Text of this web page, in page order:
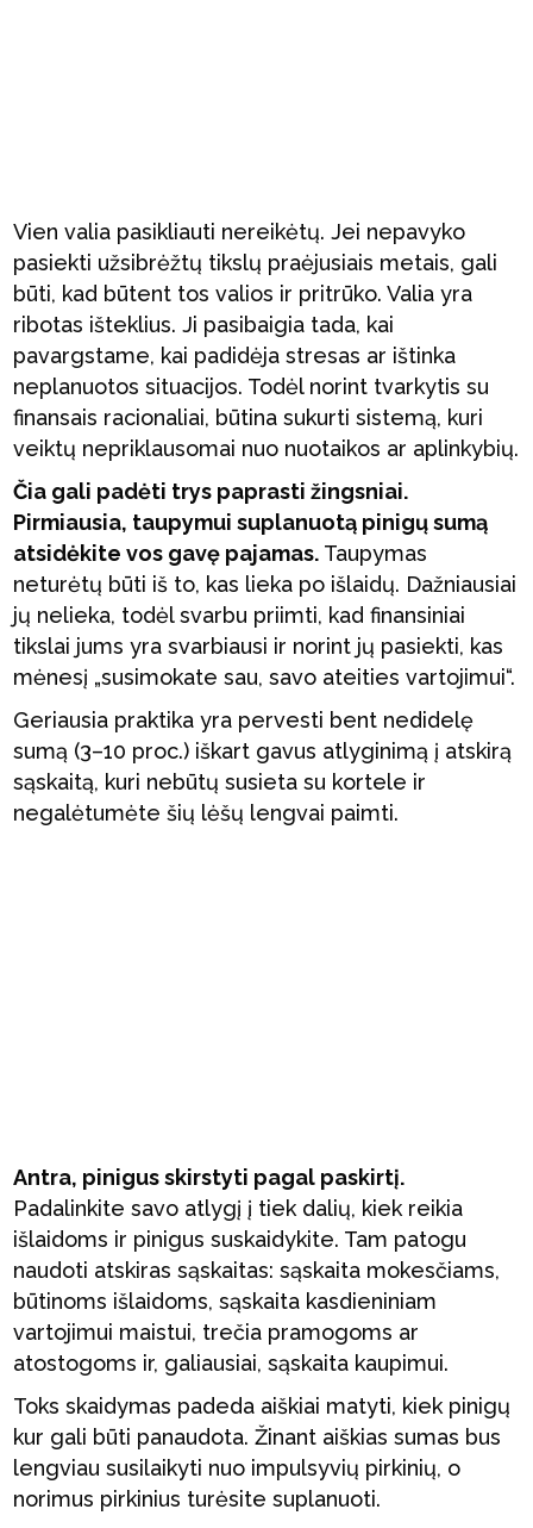
Vien valia pasikliauti nereikėtų. Jei nepavyko
pasiekti užsibrėžtų tikslų praėjusiais metais, gali
būti, kad būtent tos valios ir pritrūko. Valia yra
ribotas išteklius. Ji pasibaigia tada, kai
pavargstame, kai padidėja stresas ar ištinka
neplanuotos situacijos. Todėl norint tvarkytis su
finansais racionaliai, būtina sukurti sistemą, kuri
veiktų nepriklausomai nuo nuotaikos ar aplinkybių.
Čia gali padėti trys paprasti žingsniai.
Pirmiausia, taupymui suplanuotą pinigų sumą
atsidėkite vos gavę pajamas. Taupymas
neturėtų būti iš to, kas lieka po išlaidų. Dažniausiai
jų nelieka, todėl svarbu priimti, kad finansiniai
tikslai jums yra svarbiausi ir norint jų pasiekti, kas
mėnesį „susimokate sau, savo ateities vartojimui“.
Geriausia praktika yra pervesti bent nedidelę
sumą (3–10 proc.) iškart gavus atlyginimą į atskirą
sąskaitą, kuri nebūtų susieta su kortele ir
negalėtumėte šių lėšų lengvai paimti.
Antra, pinigus skirstyti pagal paskirtį.
Padalinkite savo atlygį į tiek dalių, kiek reikia
išlaidoms ir pinigus suskaidykite. Tam patogu
naudoti atskiras sąskaitas: sąskaita mokesčiams,
būtinoms išlaidoms, sąskaita kasdieniniam
vartojimui maistui, trečia pramogoms ar
atostogoms ir, galiausiai, sąskaita kaupimui.
Toks skaidymas padeda aiškiai matyti, kiek pinigų
kur gali būti panaudota. Žinant aiškias sumas bus
lengviau susilaikyti nuo impulsyvių pirkinių, o
norimus pirkinius turėsite suplanuoti.